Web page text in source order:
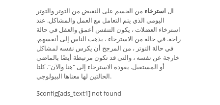
ال استرخاء من الجسم على النقيض من التوتر والتوتر
اليومي الذي يتم التعامل مع العمل والمشاكل. عند
استرخاء العضلات ، يكون التنفس أعمق والعقل في حالة
راحة. في حالة من الاسترخاء ، يذهب الناس إلى أنفسهم.
في حالة التوتر ، من المرجح أن يكرس نفسه لمشاكل
خارجة عن نفسه ، والتي قد تكون مرتبطة أيضًا بالماضي
أو المستقبل. يقوده الاسترخاء إلى "هنا والآن". كلتا
الحالتين لها معناها البيولوجي.
$config[ads_text1] not found